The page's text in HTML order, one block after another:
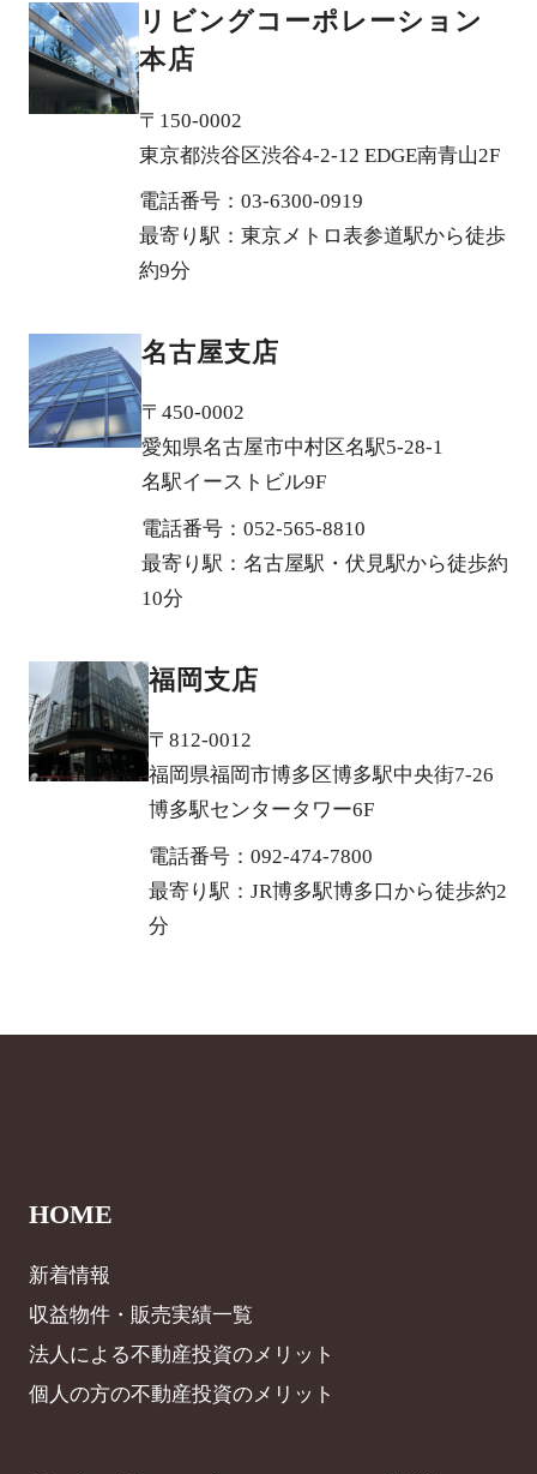
リビングコーポレーション
本店
〒150-0002
東京都渋谷区渋谷4-2-12 EDGE南青山2F
電話番号：03-6300-0919
最寄り駅：東京メトロ表参道駅から徒歩
約9分
名古屋支店
〒450-0002
愛知県名古屋市中村区名駅5-28-1
名駅イーストビル9F
電話番号：052-565-8810
最寄り駅：名古屋駅・伏見駅から徒歩約
10分
福岡支店
〒812-0012
福岡県福岡市博多区博多駅中央街7-26
博多駅センタータワー6F
電話番号：092-474-7800
最寄り駅：JR博多駅博多口から徒歩約2
分
HOME
新着情報
収益物件・販売実績一覧
法人による不動産投資のメリット
個人の方の不動産投資のメリット